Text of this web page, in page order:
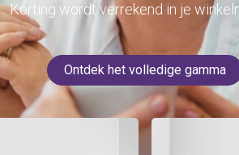
Korting wordt verrekend in je
Ontdek het volledige gamma